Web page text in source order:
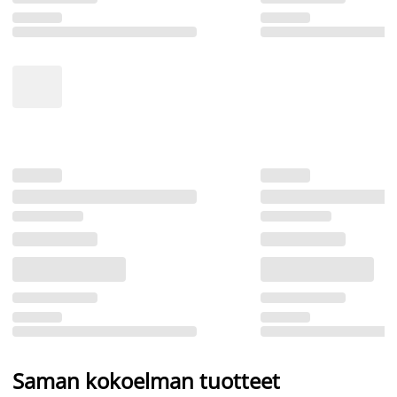
Saman kokoelman tuotteet